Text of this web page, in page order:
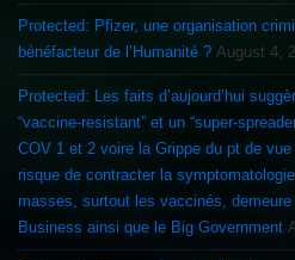
Protected: Pfizer, une organisation
bénéfacteur de l’Humanité ? August 4,
Protected: Les faits d’aujourd’hui
“vaccine-resistant” et un “super-
COV 1 et 2 voire la Grippe du pt de
risque de contracter la
masses, surtout les vaccinés,
Business ainsi que le Big Government